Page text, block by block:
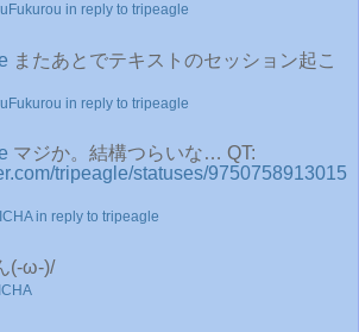
in reply to tripeagle
またあとでテキストのセッション起こ
in reply to tripeagle
マジか。結構つらいな… QT:
tripeagle/statuses/9750758913015
in reply to tripeagle
(-ω-)/